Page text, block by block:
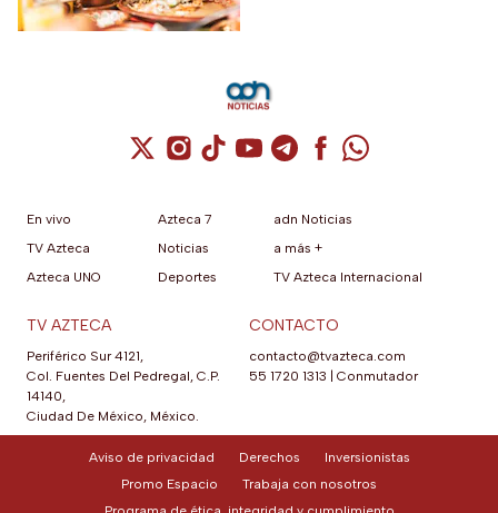
Cuenta de X / Twitter (se abre en una
Cuenta de Instagram (se abre en una
Cuenta de TikTok (se abre en
Cuenta de YouTube (se abre
Cuenta de Telegram (se
Cuenta de
Cuenta de
En vivo
TV Azteca
Azteca UNO
Azteca 7
Noticias
Deportes
adn Noticias
a más +
TV Azteca Internacional
TV AZTECA
Periférico Sur 4121,
Col. Fuentes Del Pedregal, C.P.
14140,
Ciudad De México, México.
CONTACTO
contacto@tvazteca.com
55 1720 1313
Conmutador
Aviso de privacidad Derechos
Inversionistas
Promo Espacio
Trabaja con nosotros